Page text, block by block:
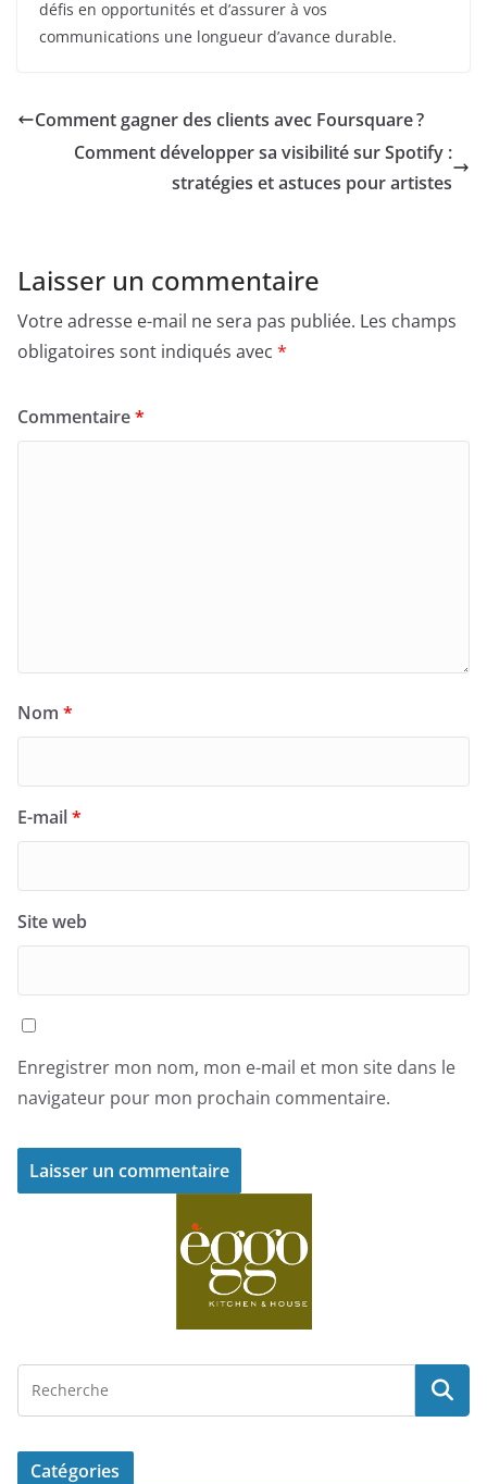
défis en opportunités et d’assurer à vos
communications une longueur d’avance durable.
Comment gagner des clients avec Foursquare ?
Comment développer sa visibilité sur Spotify :
stratégies et astuces pour artistes
Laisser un commentaire
Votre adresse e-mail ne sera pas publiée. Les champs
obligatoires sont indiqués avec *
Commentaire*
Nom *
E-mail*
Site web
Enregistrer mon nom, mon e-mail et mon site dans le
navigateur pour mon prochain commentaire.
n
t
i
Catégories